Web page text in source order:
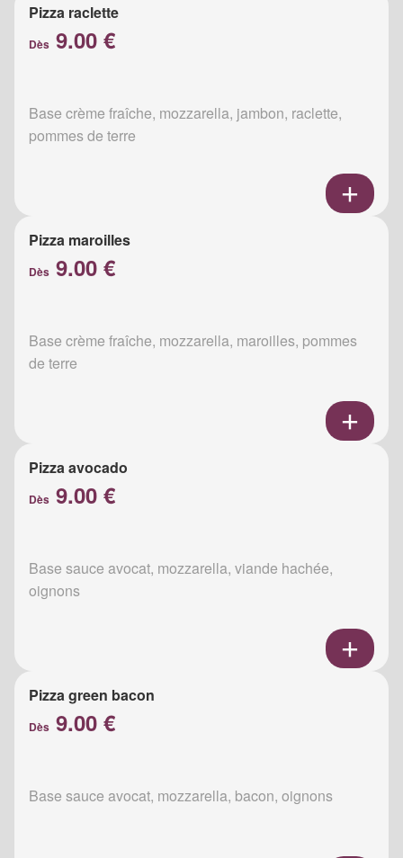
Pizza raclette
Dès 9.00 €
Base crème fraîche, mozzarella, jambon, raclette,
pommes de terre
Pizza maroilles
Dès 9.00 €
Base crème fraîche, mozzarella, maroilles, pommes
de terre
Pizza avocado
Dès 9.00 €
Base sauce avocat, mozzarella, viande hachée,
oignons
Pizza green bacon
Dès 9.00 €
Base sauce avocat, mozzarella, bacon, oignons